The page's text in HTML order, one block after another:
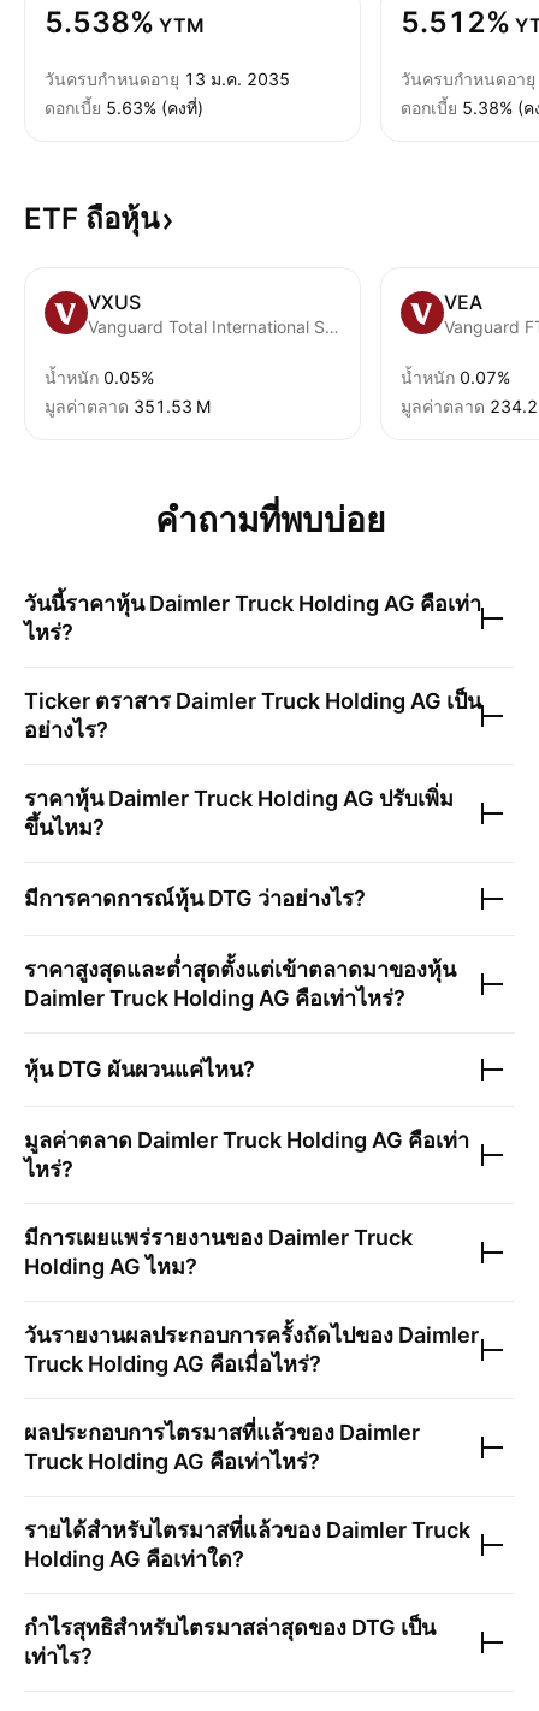
5.538% YTM
วันครบกำหนดอายุ 13 ม.ค. 2035
ดอกเบี้ย 5.63% (คงที่)
5.512%
วันครบกำหนดอายุ
ดอกเบี้ย 5.38% (ค
ETF ถือหุ้น
VXUS
Vanguard Total International Stock ETF
น้ำหนัก 0.05%
มูลค่าตลาด ‪351.53 M‬
VEA
น้ำหนัก 0.07%
มูลค่าตลาด
คำถามที่พบบ่อย
วันนี้ราคาหุ้นDaimler Truck Holding AG คือเท่า
ไหร่?
Ticker ตราสาร Daimler Truck Holding AG เป็น
อย่างไร?
ราคาหุ้นDaimler Truck Holding AG ปรับเพิ่ม
ขึ้นไหม?
มีการคาดการณ์หุ้นDTG ว่าอย่างไร?
ราคาสูงสุดและต่ำสุดตั้งแต่เข้าตลาดมาของหุ้น
Daimler Truck Holding AG คือเท่าไหร่?
หุ้นDTG ผันผวนแค่ไหน?
มูลค่าตลาด Daimler Truck Holding AG คือเท่า
ไหร่?
มีการเผยแพร่รายงานของ Daimler Truck
Holding AGไหม?
วันรายงานผลประกอบการครั้งถัดไปของ Daimler
Truck Holding AG คือเมื่อไหร่?
ผลประกอบการไตรมาสที่แล้วของ Daimler
Truck Holding AG คือเท่าไหร่?
รายได้สำหรับไตรมาสที่แล้วของ Daimler Truck
Holding AG คือเท่าใด?
กำไรสุทธิสำหรับไตรมาสล่าสุดของ DTG เป็น
เท่าไร?